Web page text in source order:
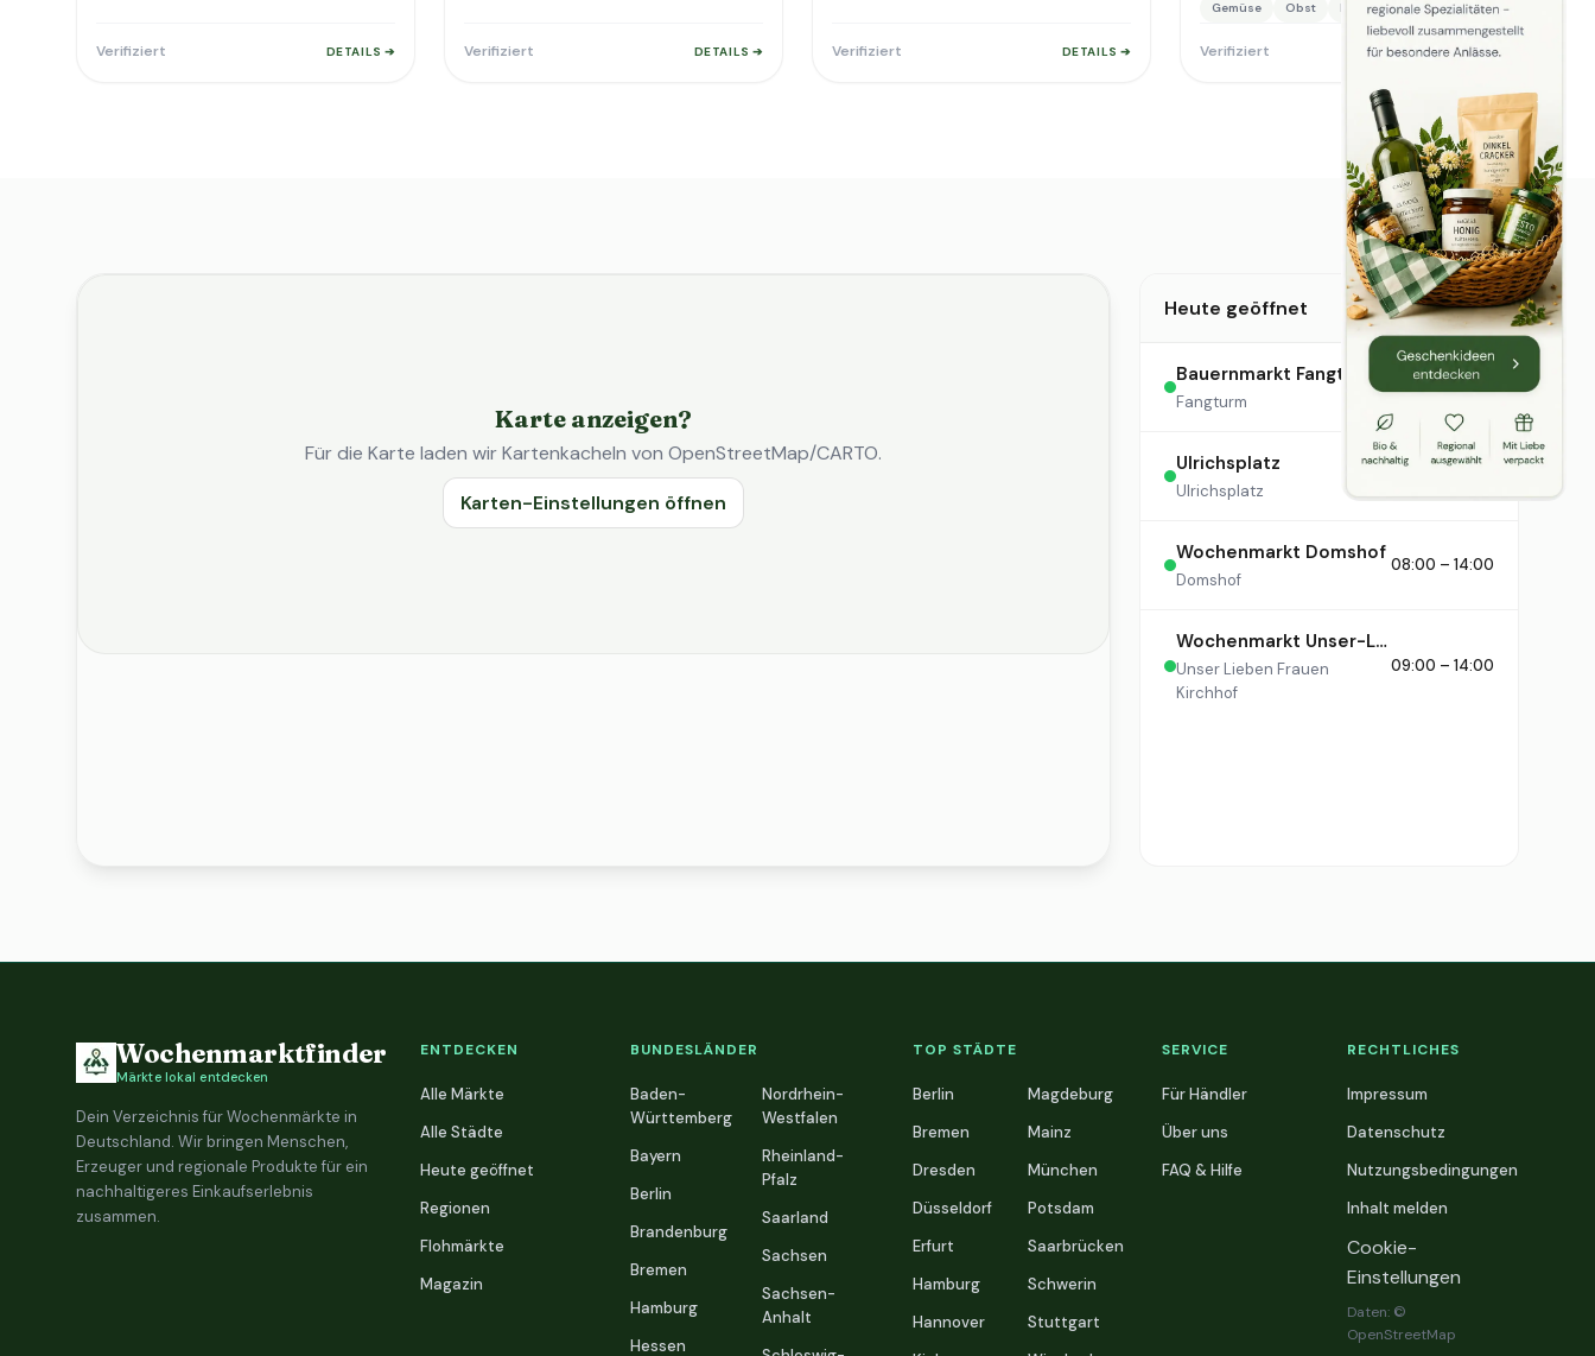
Verifiziert DETAILS ➔ Verifiziert DETAILS ➔ Verifiziert DETAILS ➔
Gemüse Obst Käse Backwaren
Verifiziert DETAILS ➔
Karte anzeigen?
Für die Karte laden wir Kartenkacheln von OpenStreetMap/CARTO.
Karten-Einstellungen öffnen
Heute geöffnet
Bauernmarkt Fangturm
Fangturm
10:00 – 16:00
Ulrichsplatz
Ulrichsplatz
Wochenmarkt Domshof
Domshof
08:00 – 14:00
Wochenmarkt Unser-Lieben-Frauen-Kirchhof
Unser Lieben Frauen
Kirchhof
09:00 – 14:00
Wochenmarktfinder
Märkte lokal entdecken
Dein Verzeichnis für Wochenmärkte in
Deutschland. Wir bringen Menschen,
Erzeuger und regionale Produkte für ein
nachhaltigeres Einkaufserlebnis
zusammen.
ENTDECKEN
Alle Märkte
Alle Städte
Heute geöffnet
Regionen
Flohmärkte
Magazin
BUNDESLÄNDER
Baden-
Württemberg
Bayern
Berlin
Brandenburg
Bremen
Hamburg
Hessen
Nordrhein-
Westfalen
Rheinland-
Pfalz
Saarland
Sachsen
Sachsen-
Anhalt
TOP STÄDTE
Berlin
Bremen
Dresden
Düsseldorf
Erfurt
Hamburg
Hannover
Magdeburg
Mainz
München
Potsdam
Saarbrücken
Schwerin
Stuttgart
SERVICE
Für Händler
Über uns
FAQ & Hilfe
RECHTLICHES
Impressum
Datenschutz
Nutzungsbedingungen
Inhalt melden
Cookie-
Einstellungen
Daten: ©
OpenStreetMap